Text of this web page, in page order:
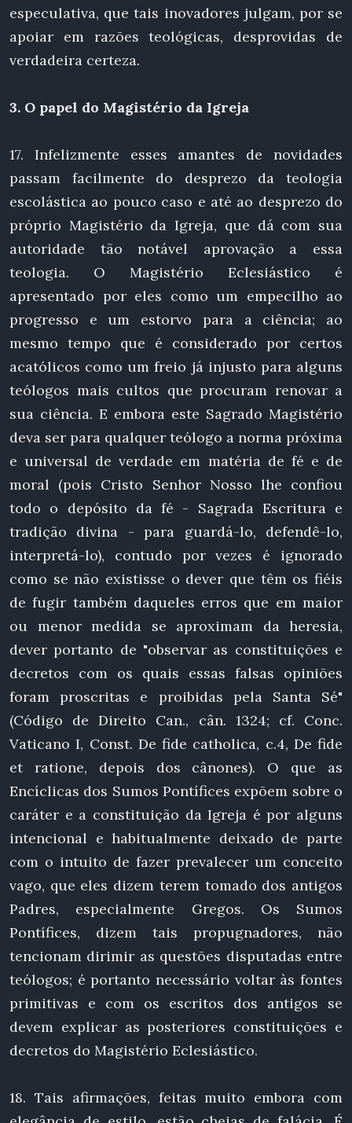
especulativa, que tais inovadores julgam, por se
apoiar em razões teológicas, desprovidas de
verdadeira certeza.
3. O papel do Magistério da Igreja
17. Infelizmente esses amantes de novidades
passam facilmente do desprezo da teologia
escolástica ao pouco caso e até ao desprezo do
próprio Magistério da Igreja, que dá com sua
autoridade tão notável aprovação a essa
teologia. O Magistério Eclesiástico é
apresentado por eles como um empecilho ao
progresso e um estorvo para a ciência; ao
mesmo tempo que é considerado por certos
acatólicos como um freio já injusto para alguns
teólogos mais cultos que procuram renovar a
sua ciência. E embora este Sagrado Magistério
deva ser para qualquer teólogo a norma próxima
e universal de verdade em matéria de fé e de
moral (pois Cristo Senhor Nosso lhe confiou
todo o depósito da fé - Sagrada Escritura e
tradição divina - para guardá-lo, defendê-lo,
interpretá-lo), contudo por vezes é ignorado
como se não existisse o dever que têm os fiéis
de fugir também daqueles erros que em maior
ou menor medida se aproximam da heresia,
dever portanto de "observar as constituições e
decretos com os quais essas falsas opiniões
foram proscritas e proibidas pela Santa Sé"
(Código de Direito Can., cân. 1324; cf. Conc.
Vaticano I, Const. De fide catholica, c.4, De fide
et ratione, depois dos cânones). O que as
Encíclicas dos Sumos Pontífices expõem sobre o
caráter e a constituição da Igreja é por alguns
intencional e habitualmente deixado de parte
com o intuito de fazer prevalecer um conceito
vago, que eles dizem terem tomado dos antigos
Padres, especialmente Gregos. Os Sumos
Pontífices, dizem tais propugnadores, não
tencionam dirimir as questões disputadas entre
teólogos; é portanto necessário voltar às fontes
primitivas e com os escritos dos antigos se
devem explicar as posteriores constituições e
decretos do Magistério Eclesiástico.
18. Tais afirmações, feitas muito embora com